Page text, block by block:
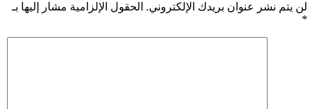
لن يتم نشر عنوان بريدك الإلكتروني. الحقول الإلزامية مشار إليها بـ
*